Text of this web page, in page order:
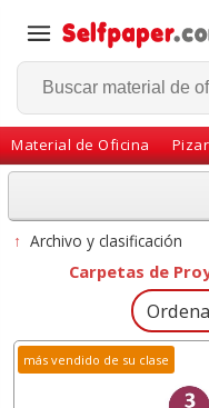
Material de Oficina
Volver
↑Archivo y clasificación
Carpetas de
más vendido de su clase